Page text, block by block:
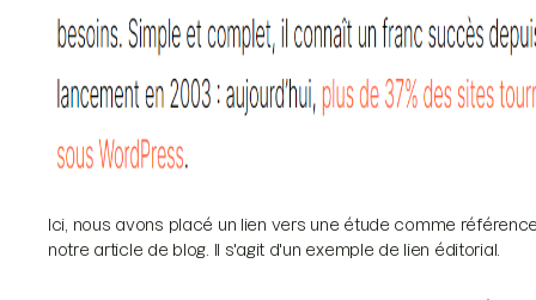
Ici, nous avons placé un lien vers une étude comme
notre article de blog. Il s'agit d'un exemple de lien éditorial.